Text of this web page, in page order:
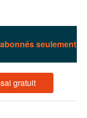
seulement
gratuit